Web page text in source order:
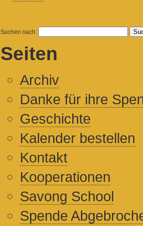
Suchen nach:
Seiten
Archiv
Danke für ihre
Geschichte
Kalender bestellen
Kontakt
Kooperationen
Savong School
Spende